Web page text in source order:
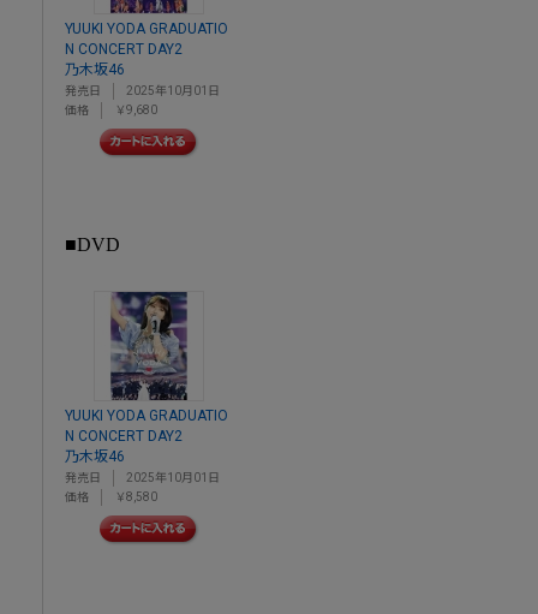
YUUKI YODA GRADUATIO
N CONCERT DAY2
乃木坂46
発売日
2025年10月01日
価格
￥9,680
■DVD
YUUKI YODA GRADUATIO
N CONCERT DAY2
乃木坂46
発売日
2025年10月01日
価格
￥8,580